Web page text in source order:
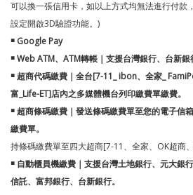
可以換一張信用卡，如以上方式均無法進行付款
設定開啟3D驗證功能。)
￭ Google Pay
￭ Web ATM、ATM轉帳｜支援台灣銀行、台新銀
￭ 超商代碼繳費­｜全台[7-11_ ibon、全家_
富_Life-ET]店內之多媒體機台列印繳費單繳費。
￭ 超商條碼繳費｜發送條碼繳費單至您的電子信
繳費單。
持條碼繳費單至四大超商[7-11、全家、OK超商
￭ 自動櫃員機繳費｜支援台灣土地銀行、元大銀
信託、富邦銀行、台新銀行。